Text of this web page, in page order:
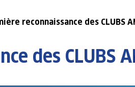
reconnaissance des CLUBS
des CLUBS